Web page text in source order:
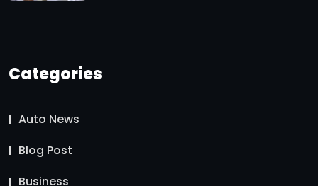
Categories
Auto News
Blog Post
Business